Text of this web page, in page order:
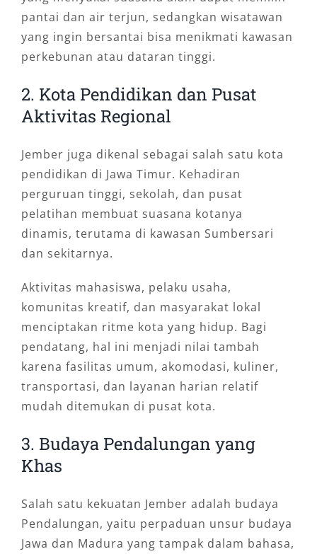
pantai dan air terjun, sedangkan wisatawan
yang ingin bersantai bisa menikmati kawasan
perkebunan atau dataran tinggi.
2. Kota Pendidikan dan Pusat
Aktivitas Regional
Jember juga dikenal sebagai salah satu kota
pendidikan di Jawa Timur. Kehadiran
perguruan tinggi, sekolah, dan pusat
pelatihan membuat suasana kotanya
dinamis, terutama di kawasan Sumbersari
dan sekitarnya.
Aktivitas mahasiswa, pelaku usaha,
komunitas kreatif, dan masyarakat lokal
menciptakan ritme kota yang hidup. Bagi
pendatang, hal ini menjadi nilai tambah
karena fasilitas umum, akomodasi, kuliner,
transportasi, dan layanan harian relatif
mudah ditemukan di pusat kota.
3. Budaya Pendalungan yang
Khas
Salah satu kekuatan Jember adalah budaya
Pendalungan, yaitu perpaduan unsur budaya
Jawa dan Madura yang tampak dalam bahasa,